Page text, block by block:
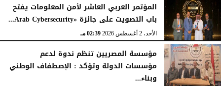
المؤتمر العربي العاشر لأمن المعلومات يفتح
باب التصويت على جائزة «Arab Cybersecurity...
الأحد، 2 أغسطس 2026 02:39 مـ
مؤسسة المصريين تنظم ندوة لدعم
مؤسسات الدولة وتؤكد : الإصطفاف الوطني
وبناء...